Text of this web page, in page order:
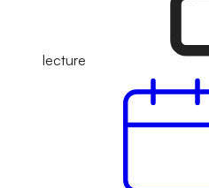
lecture